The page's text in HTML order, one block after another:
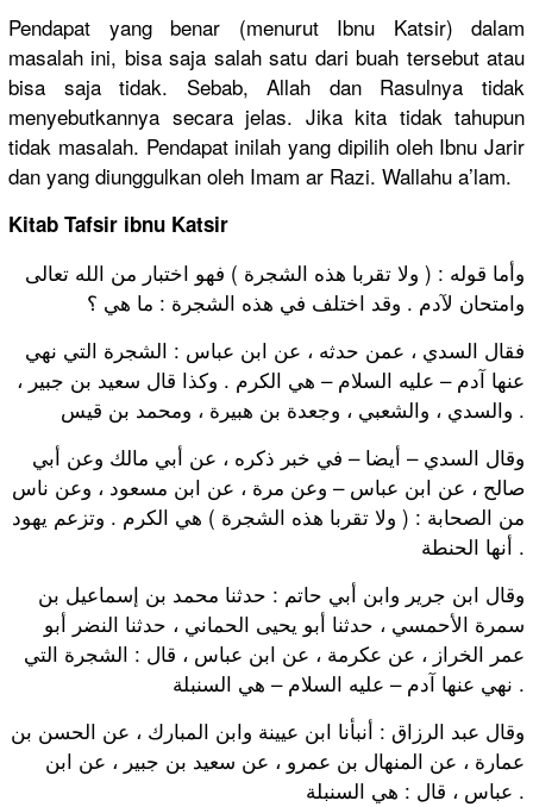
Pendapat yang benar (menurut Ibnu Katsir) dalam
masalah ini, bisa saja salah satu dari buah tersebut atau
bisa saja tidak. Sebab, Allah dan Rasulnya tidak
menyebutkannya secara jelas. Jika kita tidak tahupun
tidak masalah. Pendapat inilah yang dipilih oleh Ibnu Jarir
dan yang diunggulkan oleh Imam ar Razi. Wallahu a’lam.
Kitab Tafsir ibnu Katsir
وأما قوله : ( ولا تقربا هذه الشجرة ) فهو اختبار من الله تعالى
وامتحان لآدم . وقد اختلف في هذه الشجرة : ما هي ؟
فقال السدي ، عمن حدثه ، عن ابن عباس : الشجرة التي نهي
عنها آدم – عليه السلام – هي الكرم . وكذا قال سعيد بن جبير ،
والسدي ، والشعبي ، وجعدة بن هبيرة ، ومحمد بن قيس .
وقال السدي – أيضا – في خبر ذكره ، عن أبي مالك وعن أبي
صالح ، عن ابن عباس – وعن مرة ، عن ابن مسعود ، وعن ناس
من الصحابة : ( ولا تقربا هذه الشجرة ) هي الكرم . وتزعم يهود
أنها الحنطة .
وقال ابن جرير وابن أبي حاتم : حدثنا محمد بن إسماعيل بن
سمرة الأحمسي ، حدثنا أبو يحيى الحماني ، حدثنا النضر أبو
عمر الخراز ، عن عكرمة ، عن ابن عباس ، قال : الشجرة التي
نهي عنها آدم – عليه السلام – هي السنبلة .
وقال عبد الرزاق : أنبأنا ابن عيينة وابن المبارك ، عن الحسن بن
عمارة ، عن المنهال بن عمرو ، عن سعيد بن جبير ، عن ابن
عباس ، قال : هي السنبلة .